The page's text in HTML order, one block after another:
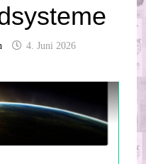
4. Juni 2026